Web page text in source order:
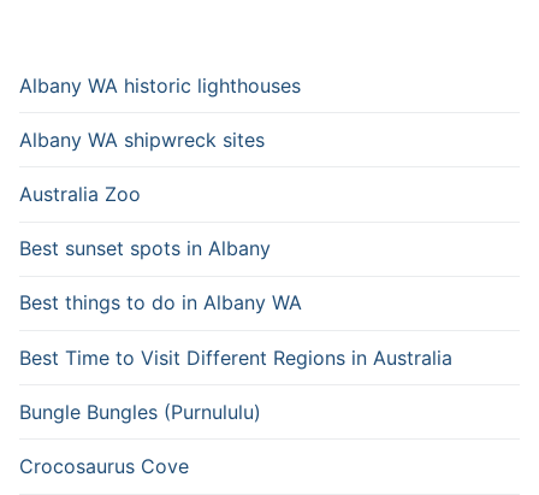
Albany WA historic lighthouses
Albany WA shipwreck sites
Australia Zoo
Best sunset spots in Albany
Best things to do in Albany WA
Best Time to Visit Different Regions in Australia
Bungle Bungles (Purnululu)
Crocosaurus Cove